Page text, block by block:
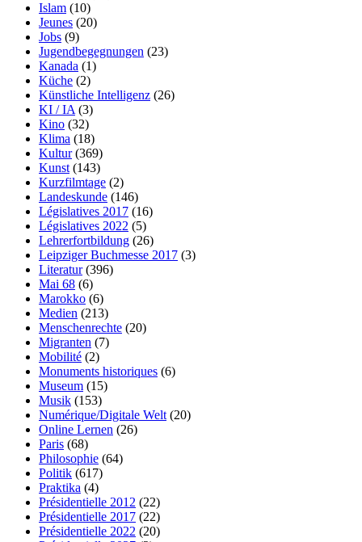
Islam (10)
Jeunes (20)
Jobs (9)
Jugendbegegnungen (23)
Kanada (1)
Küche (2)
Künstliche Intelligenz (26)
KI / IA (3)
Kino (32)
Klima (18)
Kultur(369)
Kunst (143)
Kurzfilmtage (2)
Landeskunde (146)
Législatives 2017 (16)
Législatives 2022 (5)
Lehrerfortbildung (26)
Leipziger Buchmesse 2017 (3)
Literatur(396)
Mai 68 (6)
Marokko (6)
Medien (213)
Menschenrechte (20)
Migranten (7)
Mobilité (2)
Monuments historiques (6)
Museum (15)
Musik (153)
Numérique/Digitale Welt (20)
Online Lernen (26)
Paris (68)
Philosophie (64)
Politik (617)
Praktika (4)
Présidentielle 2012 (22)
Présidentielle 2017 (22)
Présidentielle 2022 (20)